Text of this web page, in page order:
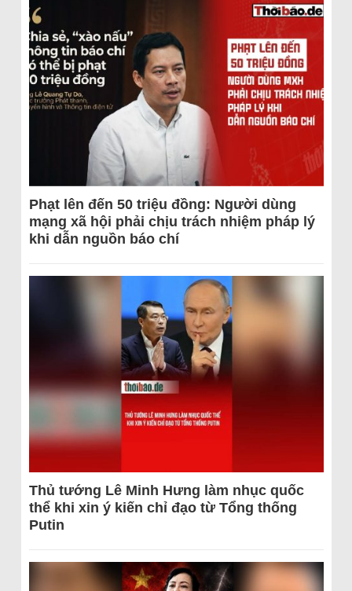
Phạt lên đến 50 triệu đồng: Người dùng
mạng xã hội phải chịu trách nhiệm pháp lý
khi dẫn nguồn báo chí
Thủ tướng Lê Minh Hưng làm nhục quốc
thể khi xin ý kiến chỉ đạo từ Tổng thống
Putin